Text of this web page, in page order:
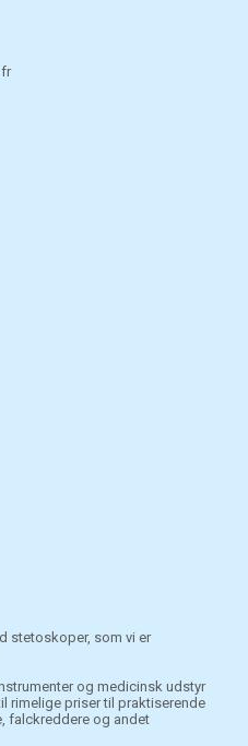
stetoskoper, som vi er
og medicinsk udstyr
rimelige priser til praktiserende
falckreddere og andet